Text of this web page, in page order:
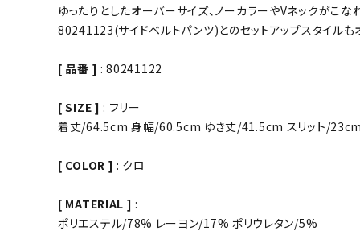
ゆったりとしたオーバーサイズ、ノーカラーやVネックがこな
80241123(サイドベルトパンツ)とのセットアップスタイルも
[ 品番 ] : 80241122
[ SIZE ] : フリー
着丈/64.5cm 身幅/60.5cm ゆき丈/41.5cm スリット/23cm
[ COLOR ] : クロ
[ MATERIAL ] :
ポリエステル/78% レーヨン/17% ポリウレタン/5%